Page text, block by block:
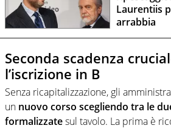
Laurentiis
arrabbia
Seconda scadenza
l’iscrizione in B
Senza ricapitalizzazione, gli
un nuovo corso scegliendo tra le
formalizzatesul tavolo. La prima è